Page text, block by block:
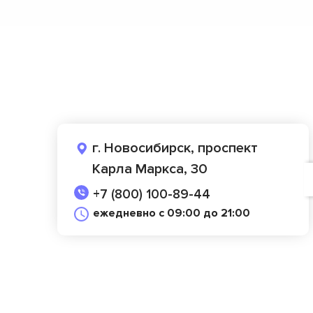
г. Новосибирск, проспект
Карла Маркса, 30
+7 (800) 100-89-44
ежедневно с 09:00 до 21:00